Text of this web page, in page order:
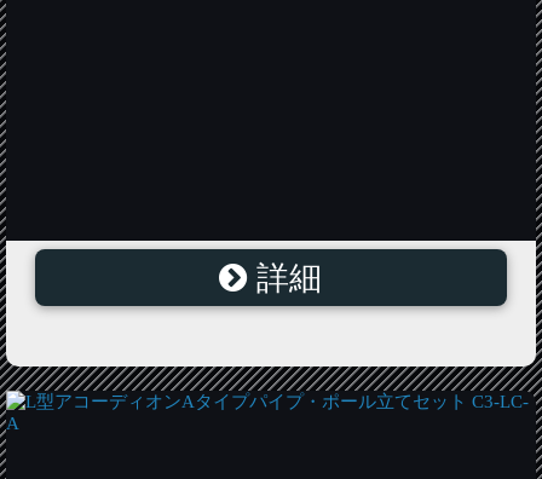
L型アコーディオンGタイプパイプ・ポール立てセット
詳細